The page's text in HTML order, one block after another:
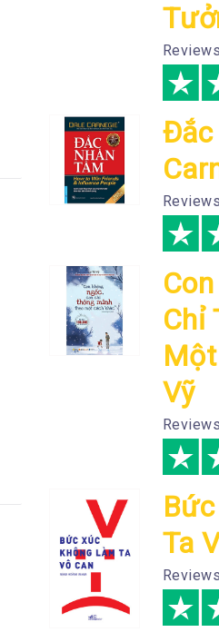
Reviews
Đắc
Reviews
Chỉ
Vỹ
Reviews
Ta
Reviews